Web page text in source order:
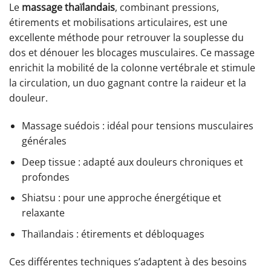
Le massage thaïlandais, combinant pressions,
étirements et mobilisations articulaires, est une
excellente méthode pour retrouver la souplesse du
dos et dénouer les blocages musculaires. Ce massage
enrichit la mobilité de la colonne vertébrale et stimule
la circulation, un duo gagnant contre la raideur et la
douleur.
Massage suédois : idéal pour tensions musculaires
générales
Deep tissue : adapté aux douleurs chroniques et
profondes
Shiatsu : pour une approche énergétique et
relaxante
Thaïlandais : étirements et débloquages
Ces différentes techniques s’adaptent à des besoins